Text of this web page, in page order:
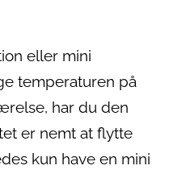
eller mini
temperaturen på
har du den
er nemt at flytte
kun have en mini